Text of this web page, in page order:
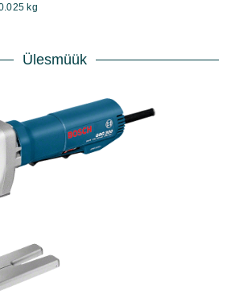
kg
Ülesmüük